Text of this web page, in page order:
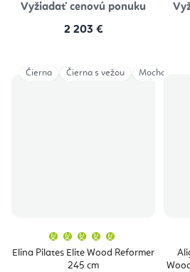
Vyžiadať cenovú ponuku
2 203 €
Elina Pilates Elite Wood Reformer
245 cm
produktu
je
Čierna Čierna s vežou Mocha